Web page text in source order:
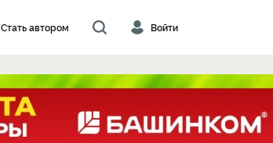
Стать автором Войти